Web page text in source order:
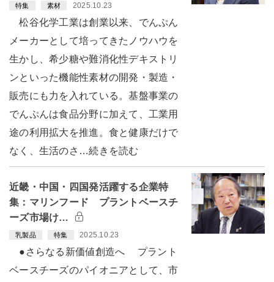
特集 素材 2025.10.23
松谷化学工業は創業以来、でんぷん
メーカーとして培ってきたノウハウを
生かし、希少糖や難消化性デキストリ
ンといった機能性素材の開発・製造・
販売にも力を入れている。基盤事業の
でんぷんは食品分野に加えて、工業用
途の利用拡大を推進。食と健康だけで
なく、生活のさ…続きを読む
近畿・中国・四国発活躍する企業特
集：マリンフード プラントベースチ
ーズ市場け…
乳製品 特集 2025.10.23
●さらなる新価値創造へ プラント
ベースチーズのパイオニアとして、市